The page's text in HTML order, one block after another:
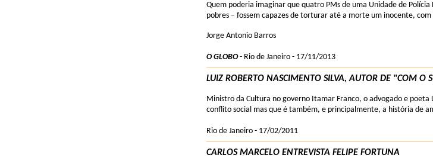
Quem poderia imaginar que quatro PMs de uma Unidade de
pobres – fossem capazes de torturar até a morte um inocente,
Jorge Antonio Barros
O GLOBO- Rio de Janeiro - 17/11/2013
LUIZ ROBERTO NASCIMENTO SILVA, AUTOR DE "COM O
Ministro da Cultura no governo Itamar Franco, o advogado e
conflito social mas que é também, e principalmente, a história de
Rio de Janeiro - 17/02/2011
CARLOS MARCELO ENTREVISTA FELIPE FORTUNA